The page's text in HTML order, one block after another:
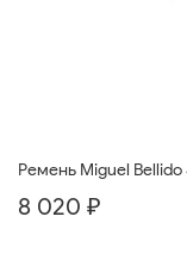
Ремень Miguel
8 020 ₽